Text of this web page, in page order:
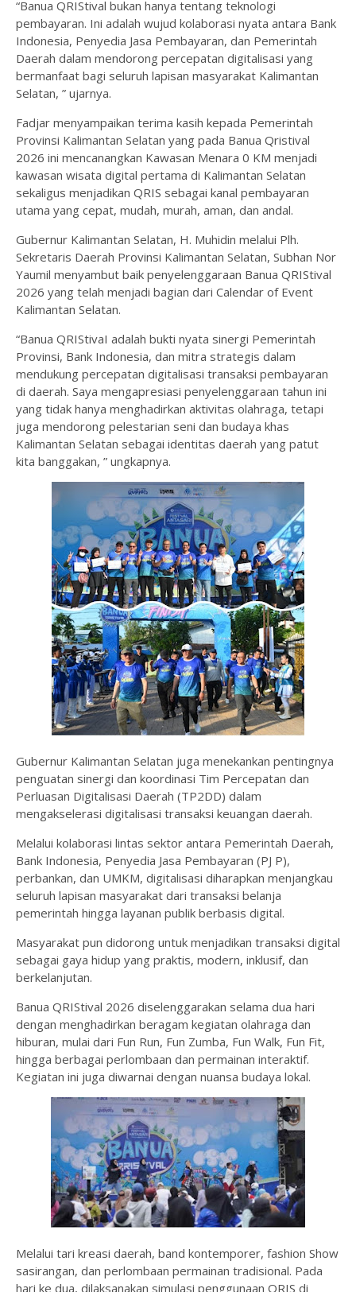
“Banua QRIStival bukan hanya tentang teknologi
pembayaran. Ini adalah wujud kolaborasi nyata antara Bank
Indonesia, Penyedia Jasa Pembayaran, dan Pemerintah
Daerah dalam mendorong percepatan digitalisasi yang
bermanfaat bagi seluruh lapisan masyarakat Kalimantan
Selatan, ” ujarnya.
Fadjar menyampaikan terima kasih kepada Pemerintah
Provinsi Kalimantan Selatan yang pada Banua Qristival
2026 ini mencanangkan Kawasan Menara 0 KM menjadi
kawasan wisata digital pertama di Kalimantan Selatan
sekaligus menjadikan QRIS sebagai kanal pembayaran
utama yang cepat, mudah, murah, aman, dan andal.
Gubernur Kalimantan Selatan, H. Muhidin melalui Plh.
Sekretaris Daerah Provinsi Kalimantan Selatan, Subhan Nor
Yaumil menyambut baik penyelenggaraan Banua QRIStival
2026 yang telah menjadi bagian dari Calendar of Event
Kalimantan Selatan.
“Banua QRIStivaI adalah bukti nyata sinergi Pemerintah
Provinsi, Bank Indonesia, dan mitra strategis dalam
mendukung percepatan digitalisasi transaksi pembayaran
di daerah. Saya mengapresiasi penyelenggaraan tahun ini
yang tidak hanya menghadirkan aktivitas olahraga, tetapi
juga mendorong pelestarian seni dan budaya khas
Kalimantan Selatan sebagai identitas daerah yang patut
kita banggakan, ” ungkapnya.
Gubernur Kalimantan Selatan juga menekankan pentingnya
penguatan sinergi dan koordinasi Tim Percepatan dan
Perluasan Digitalisasi Daerah (TP2DD) dalam
mengakselerasi digitalisasi transaksi keuangan daerah.
Melalui kolaborasi lintas sektor antara Pemerintah Daerah,
Bank Indonesia, Penyedia Jasa Pembayaran (PJ P),
perbankan, dan UMKM, digitalisasi diharapkan menjangkau
seluruh lapisan masyarakat dari transaksi belanja
pemerintah hingga layanan publik berbasis digital.
Masyarakat pun didorong untuk menjadikan transaksi digital
sebagai gaya hidup yang praktis, modern, inklusif, dan
berkelanjutan.
Banua QRIStival 2026 diselenggarakan selama dua hari
dengan menghadirkan beragam kegiatan olahraga dan
hiburan, mulai dari Fun Run, Fun Zumba, Fun Walk, Fun Fit,
hingga berbagai perlombaan dan permainan interaktif.
Kegiatan ini juga diwarnai dengan nuansa budaya lokal.
Melalui tari kreasi daerah, band kontemporer, fashion Show
sasirangan, dan perlombaan permainan tradisional. Pada
hari ke dua, dilaksanakan simulasi penggunaan QRIS di